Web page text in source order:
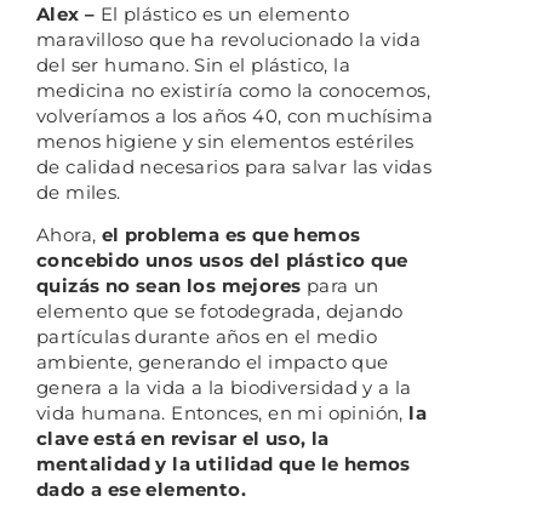
Alex – El plástico es un elemento
maravilloso que ha revolucionado la vida
del ser humano. Sin el plástico, la
medicina no existiría como la conocemos,
volveríamos a los años 40, con muchísima
menos higiene y sin elementos estériles
de calidad necesarios para salvar las vidas
de miles.
Ahora, el problema es que hemos
concebido unos usos del plástico que
quizás no sean los mejores para un
elemento que se fotodegrada, dejando
partículas durante años en el medio
ambiente, generando el impacto que
genera a la vida a la biodiversidad y a la
vida humana. Entonces, en mi opinión, la
clave está en revisar el uso, la
mentalidad y la utilidad que le hemos
dado a ese elemento.